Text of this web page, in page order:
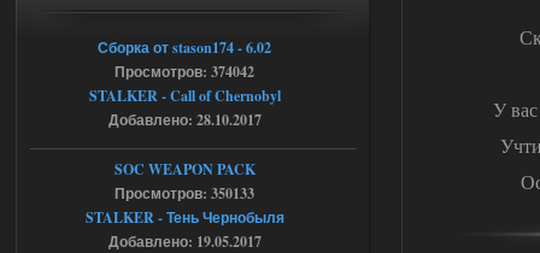
У
Ответить ➤
05.08.2026
AndreySA
[05.08.26
20:23:10.934] [17468]
FATAL ERROR
Сборка от stason174 - 6.02
Просмотров: 374042
STALKER - Call of Chernobyl
Добавлено: 28.10.2017
SOC WEAPON PACK
Просмотров: 350133
STALKER - Тень Чернобыля
Добавлено: 19.05.2017